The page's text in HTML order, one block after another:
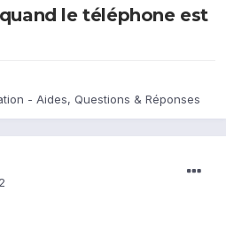
le téléphone est
- Aides, Questions & Réponses